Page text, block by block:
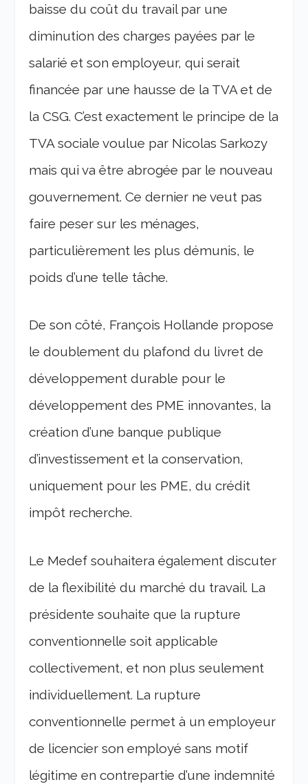
baisse du coût du travail par une
diminution des charges payées par le
salarié et son employeur, qui serait
financée par une hausse de la TVA et de
la CSG. C’est exactement le principe de la
TVA sociale voulue par Nicolas Sarkozy
mais qui va être abrogée par le nouveau
gouvernement. Ce dernier ne veut pas
faire peser sur les ménages,
particulièrement les plus démunis, le
poids d’une telle tâche.
De son côté, François Hollande propose
le doublement du plafond du livret de
développement durable pour le
développement des PME innovantes, la
création d’une banque publique
d’investissement et la conservation,
uniquement pour les PME, du crédit
impôt recherche.
Le Medef souhaitera également discuter
de la flexibilité du marché du travail. La
présidente souhaite que la rupture
conventionnelle soit applicable
collectivement, et non plus seulement
individuellement. La rupture
conventionnelle permet à un employeur
de licencier son employé sans motif
légitime en contrepartie d’une indemnité